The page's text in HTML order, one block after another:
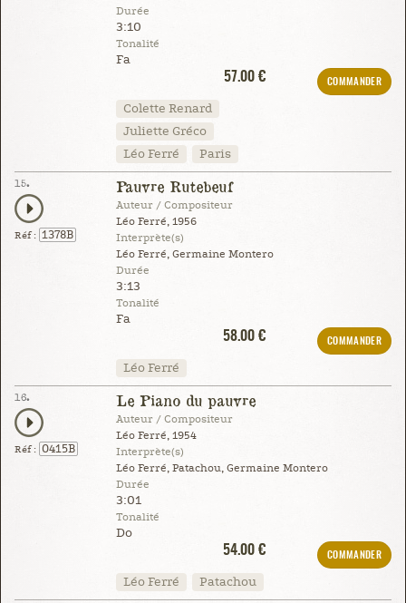
Durée
3:10
Tonalité
Fa
57.00 €
COMMANDER
Colette Renard
Juliette Gréco
Léo Ferré
Paris
15.
Réf : 1378B
Pauvre Rutebeuf
Auteur / Compositeur
Léo Ferré, 1956
Interprète(s)
Léo Ferré, Germaine Montero
Durée
3:13
Tonalité
Fa
58.00 €
COMMANDER
Léo Ferré
16.
Réf : 0415B
Le Piano du pauvre
Auteur / Compositeur
Léo Ferré, 1954
Interprète(s)
Léo Ferré, Patachou, Germaine Montero
Durée
3:01
Tonalité
Do
54.00 €
COMMANDER
Léo Ferré Patachou